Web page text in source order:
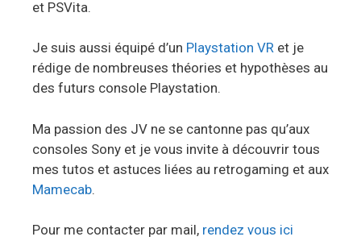
et PSVita.
Je suis aussi équipé d’un Playstation VR et je
rédige de nombreuses théories et hypothèses au
des futurs console Playstation.
Ma passion des JV ne se cantonne pas qu’aux
consoles Sony et je vous invite à découvrir tous
mes tutos et astuces liées au retrogaming et aux
Mamecab.
Pour me contacter par mail, rendez vous ici